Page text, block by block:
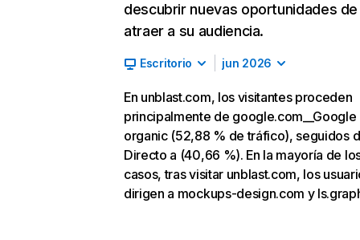
descubrir nuevas oportunidades de
atraer a su audiencia.
Escritorio jun 2026
En unblast.com, los visitantes proceden
principalmente de google.com__Google
organic (52,88 % de tráfico), seguidos
Directo a (40,66 %). En la mayoría de
casos, tras visitar unblast.com, los
dirigen a mockups-design.com y